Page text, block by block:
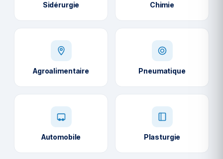
Sidérurgie Chimie
Agroalimentaire Pneumatique
Automobile Plasturgie